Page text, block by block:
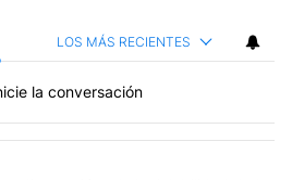
LOS MÁS RECIENTES
la conversación
con más comentarios en los